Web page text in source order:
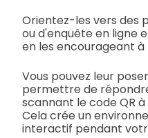
Orientez-les vers des
ou d'enquête en ligne
en les encourageant
Vous pouvez leur
permettre de
scannant le code QR
Cela crée un
interactif pendant